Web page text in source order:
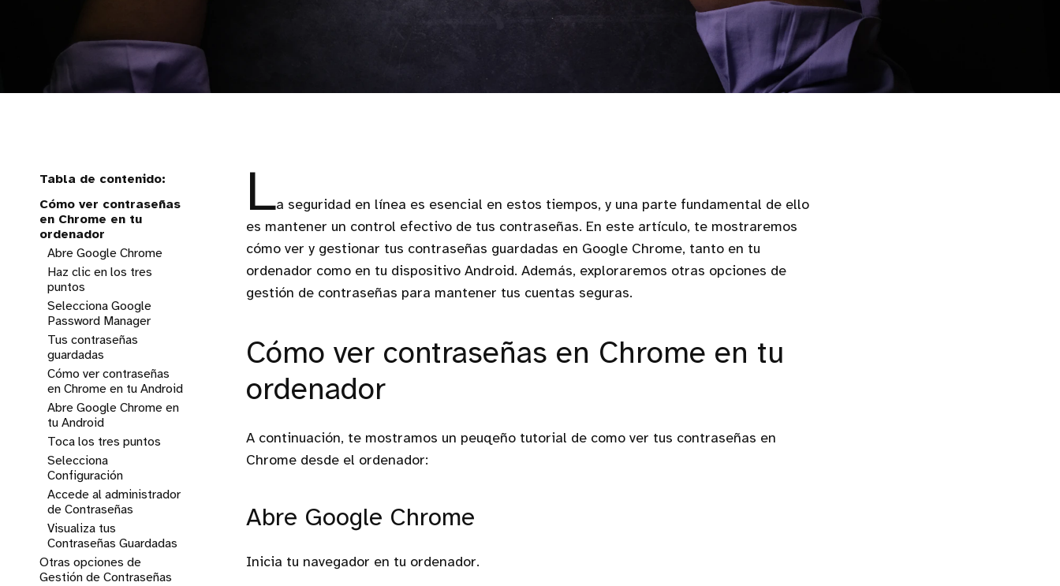
Cómo ver contraseñas
en Chrome en tu
ordenador
Abre Google Chrome
Haz clic en los tres
puntos
Selecciona Google
Password Manager
Tus contraseñas
guardadas
Cómo ver contraseñas
en Chrome en tu Android
Abre Google Chrome en
tu Android
Toca los tres puntos
Selecciona
Configuración
Accede al administrador
de Contraseñas
Visualiza tus
Contraseñas Guardadas
Otras opciones de
Gestión de Contraseñas
La seguridad en línea es esencial en estos tiempos, y una parte fundamental de ello
es mantener un control efectivo de tus contraseñas. En este artículo, te mostraremos
cómo ver y gestionar tus contraseñas guardadas en Google Chrome, tanto en tu
ordenador como en tu dispositivo Android. Además, exploraremos otras opciones de
gestión de contraseñas para mantener tus cuentas seguras.
Cómo ver contraseñas en Chrome en tu
ordenador
A continuación, te mostramos un peuqeño tutorial de como ver tus contraseñas en
Chrome desde el ordenador:
Abre Google Chrome
Inicia tu navegador en tu ordenador.